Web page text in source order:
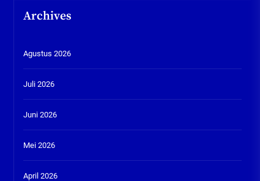
Archives
Agustus 2026
Juli 2026
Juni 2026
Mei 2026
April 2026